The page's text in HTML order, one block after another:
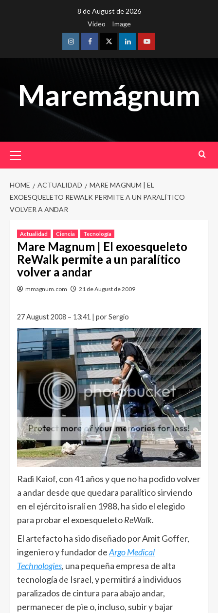
8 de August de 2026
Video
Image
InstagramFacebookTwitterLinkedinYoutube
Maremágnum
Menu
HOME ACTUALIDAD
MARE MAGNUM | EL
EXOESQUELETO REWALK PERMITE A UN PARALÍTICO
VOLVER A ANDAR
Actualidad Ciencia Tecnología
Mare Magnum | El exoesqueleto
ReWalk permite a un paralítico
volver a andar
mmagnum.com 21 de August de 2009
27 August 2008 – 13:41 | por Sergio
Radi Kaiof, con 41 años y que no ha podido volver
a andar desde que quedara paralítico sirviendo
en el ejército isralí en 1988, ha sido el elegido
para probar el exoesqueletoReWalk.
El artefacto ha sido diseñado por Amit Goffer,
ingeniero y fundador deArgo Medical
Technologies, una pequeña empresa de alta
tecnología de Israel, y permitirá a individuos
paralizados de cintura para abajo andar,
permanecer de pie o, incluso, subir y bajar